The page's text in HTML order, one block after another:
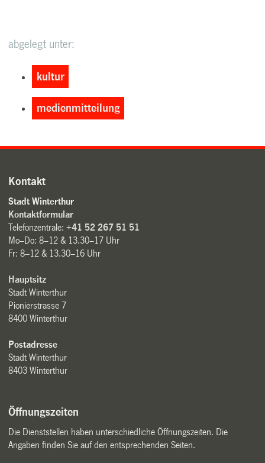
abgelegt unter:
kultur
medienmitteilung
Kontakt
Stadt Winterthur
Kontaktformular
Telefonzentrale:+41 52 267 51 51
Mo–Do: 8–12 & 13.30–17 Uhr
Fr: 8–12 & 13.30–16 Uhr
Hauptsitz
Stadt Winterthur
Pionierstrasse 7
8400 Winterthur
Postadresse
Stadt Winterthur
8403 Winterthur
Öffnungszeiten
Die Dienststellen haben unterschiedliche Öffnungszeiten. Die
Angaben finden Sie auf den entsprechenden Seiten.